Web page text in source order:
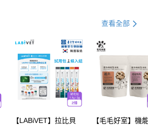
查看全部
【LABiVET】拉比貝
【毛毛好室】機